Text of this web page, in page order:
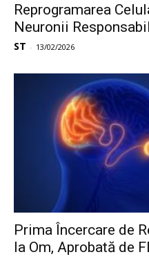
Reprogramarea
Neuronii
ST - 13/02/2026
Prima Încercare de
la Om, Aprobată de